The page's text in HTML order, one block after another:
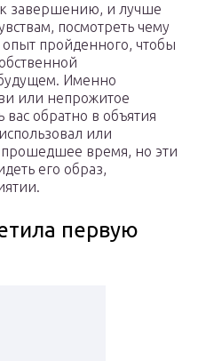
к завершению, и лучше
посмотреть чему
пройденного, чтобы
Именно
или непрожитое
вас обратно в объятия
или
прошедшее время, но эти
его образ,
первую